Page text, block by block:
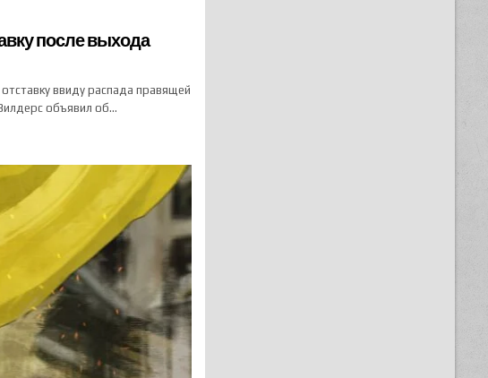
после выхода
ввиду распада правящей
объявил об…